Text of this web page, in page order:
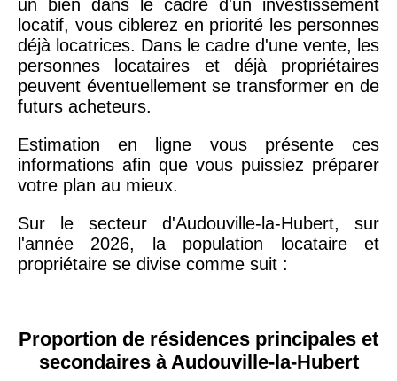
un bien dans le cadre d'un investissement
locatif, vous ciblerez en priorité les personnes
déjà locatrices. Dans le cadre d'une vente, les
personnes locataires et déjà propriétaires
peuvent éventuellement se transformer en de
futurs acheteurs.
Estimation en ligne vous présente ces
informations afin que vous puissiez préparer
votre plan au mieux.
Sur le secteur d'Audouville-la-Hubert, sur
l'année 2026, la population locataire et
propriétaire se divise comme suit :
Proportion de résidences principales et
secondaires à Audouville-la-Hubert